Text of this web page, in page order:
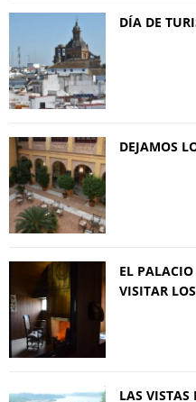
DÍA DE
DEJAMOS
EL
VISITAR
LAS VISTAS